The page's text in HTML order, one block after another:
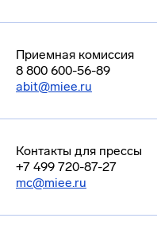
Приемная комиссия
8 800 600-56-89
abit@miee.ru
Контакты для прессы
+7 499 720-87-27
mc@miee.ru